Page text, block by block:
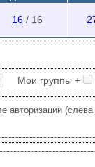
последних
В поиске по
(менюдрузья).
проверки (слева
16 / 16
Мои группы +
авторизации